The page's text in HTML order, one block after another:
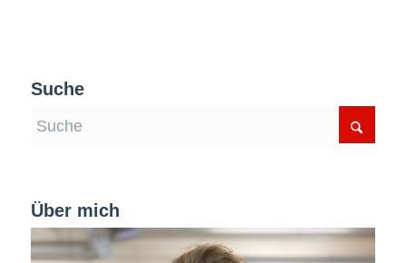
Suche
Über mich